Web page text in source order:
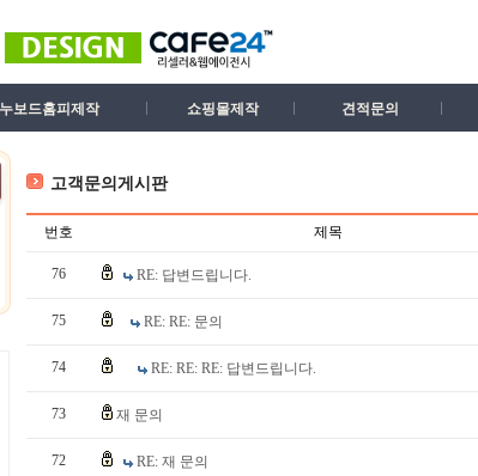
보드홈피제작 쇼핑몰제작 견적문의
고객문의게시판
번호 제목
76 RE: 답변드립니다.
75 RE: RE: 문의
74 RE: RE: RE: 답변드립니다.
73 재 문의
72 RE: 재 문의